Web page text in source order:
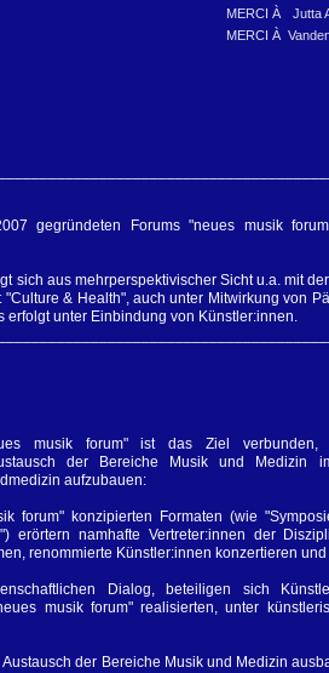
MERCI À
Jutta
MERCI À
gegründeten Forums "neues musik
sich aus mehrperspektivischer Sicht u.a. mit
& Health", auch unter Mitwirkung von
unter Einbindung von Künstler:innen.
musik forum" ist das Ziel verbunden,
der Bereiche Musik und Medizin
aufzubauen:
forum" konzipierten Formaten (wie
erörtern namhafte Vertreter:innen der
renommierte Künstler:innen konzertieren
Dialog, beteiligen sich
musik forum" realisierten, unter
der Bereiche Musik und Medizin